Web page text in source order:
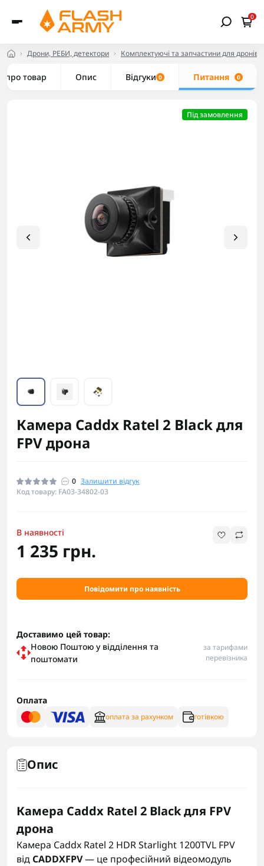
0
Дрони, РЕБИ, детектори Комплектуючі та запчастини для дронів
про товар Опис Відгуки 0 Питання 0
Під замовлення
Камера Caddx Ratel 2 Black для
FPV дрона
0 Залишити відгук
Код товару: FA03-34802-03
В наявності
1 235 грн.
Повідомити про наявність
Доставимо цей товар:
Новою Поштою у відділення та
поштомати
за тарифами
перевізника
Оплата
оплата за рахунком готівкою
Опис
Камера Caddx Ratel 2 Black для FPV
дрона
Камера Caddx Ratel 2 HDR Starlight 1200TVL FPV
від CADDXFPV— це професійний відеомодуль